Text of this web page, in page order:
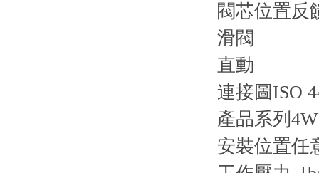
閥芯位置反
滑閥
直動
連接圖ISO
產品系列
安裝位置任